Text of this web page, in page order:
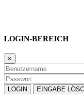
LOGIN-BEREICH
×